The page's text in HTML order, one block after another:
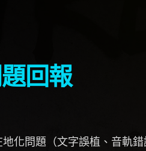
題回報
化問題（文字誤植、音軌錯